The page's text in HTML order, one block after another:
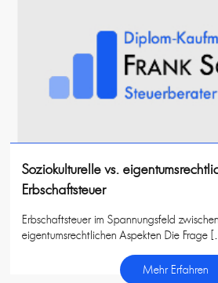
Soziokulturelle vs.
Erbschaftsteuer
Erbschaftsteuer im Spannungsfeld
eigentumsrechtlichen Aspekten Die Frage
Mehr Erfahren